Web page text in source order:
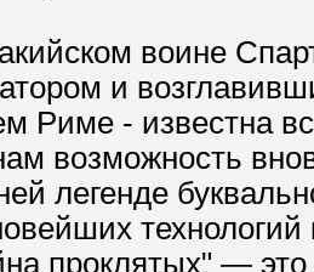
воине
и
Риме - известна
возможность
легенде
технологий
проклятых" —